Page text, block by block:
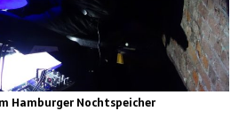
Hamburger Nochtspeicher